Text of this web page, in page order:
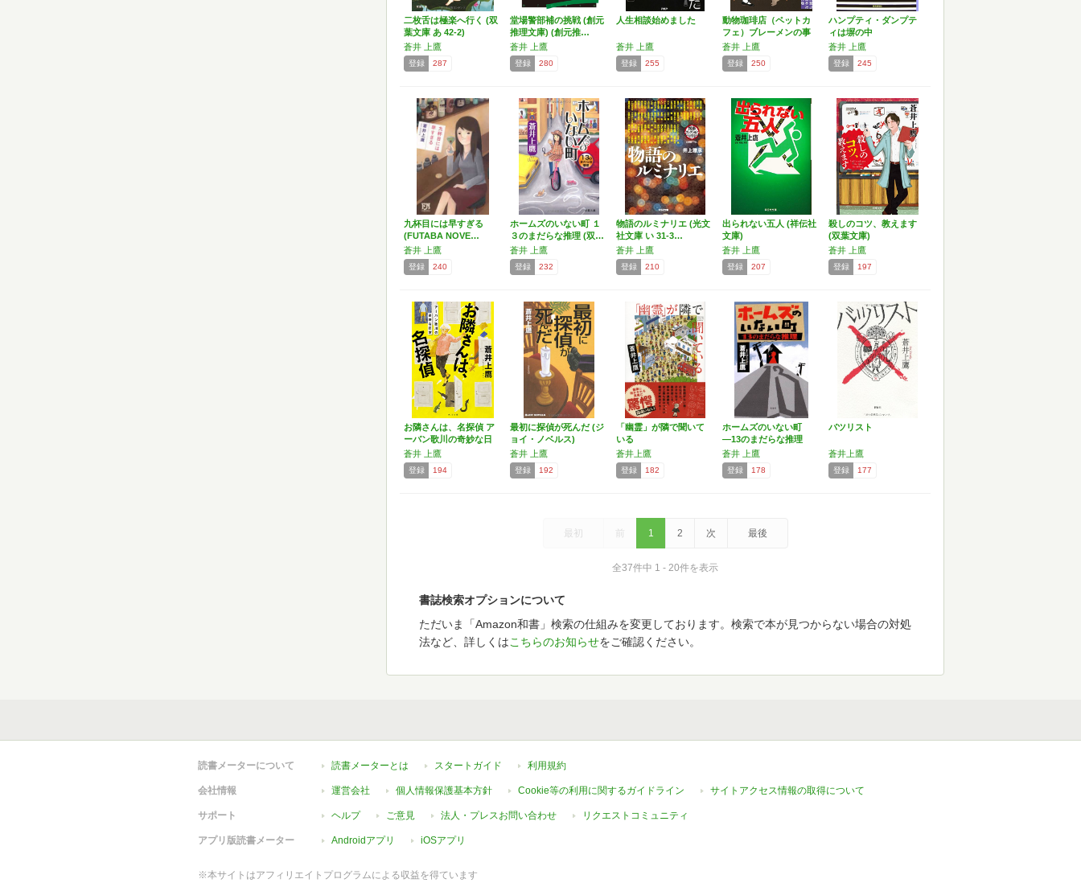
二枚舌は極楽へ行く (双
葉文庫 あ 42-2)
蒼井 上鷹
登録 287
堂場警部補の挑戦 (創元
推理文庫) (創元推…
蒼井 上鷹
登録 280
人生相談始めました
蒼井 上鷹
登録 255
動物珈琲店（ペットカ
フェ）ブレーメンの事
件簿…
蒼井 上鷹
登録 250
ハンプティ・ダンプテ
ィは塀の中
蒼井 上鷹
登録 245
九杯目には早すぎる
(FUTABA NOVE…
蒼井 上鷹
登録 240
ホームズのいない町 １
３のまだらな推理 (双…
蒼井 上鷹
登録 232
物語のルミナリエ (光文
社文庫 い 31-3…
蒼井 上鷹
登録 210
出られない五人 (祥伝社
文庫)
蒼井 上鷹
登録 207
殺しのコツ、教えます
(双葉文庫)
蒼井 上鷹
登録 197
お隣さんは、名探偵 ア
ーバン歌川の奇妙な日
常…
蒼井 上鷹
登録 194
最初に探偵が死んだ (ジ
ョイ・ノベルス)
蒼井 上鷹
登録 192
「幽霊」が隣で聞いて
いる
蒼井上鷹
登録 182
ホームズのいない町
―13のまだらな推理
(F…
蒼井 上鷹
登録 178
バツリスト
蒼井上鷹
登録 177
最初 前 1 2 次 最後
全37件中 1 - 20件を表示
書誌検索オプションについて
ただいま「Amazon和書」検索の仕組みを変更しております。検索で本が見つからない場合の対処
法など、詳しくはこちらのお知らせをご確認ください。
読書メーターについて 読書メーターとは スタートガイド 利用規約
会社情報 運営会社 個人情報保護基本方針 Cookie等の利用に関するガイドライン サイトアクセス情報の取得について
サポート ヘルプ ご意見 法人・プレスお問い合わせ リクエストコミュニティ
アプリ版読書メーター Androidアプリ iOSアプリ
※本サイトはアフィリエイトプログラムによる収益を得ています